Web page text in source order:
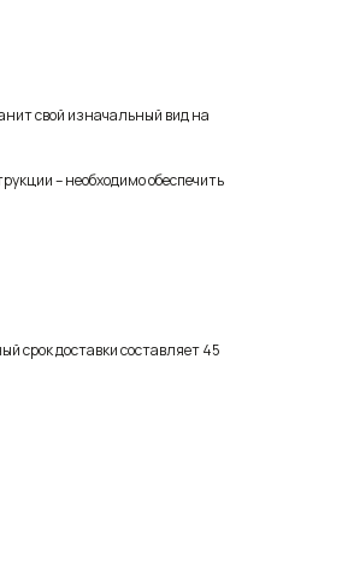
свой изначальный вид на
– необходимо обеспечить
срок доставки составляет 45